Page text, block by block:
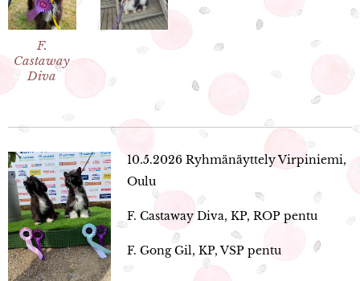
F.
Castaway
Diva
10.5.2026 Ryhmänäyttely Virpiniemi,
Oulu
F. Castaway Diva, KP, ROP pentu
F. Gong Gil, KP, VSP pentu